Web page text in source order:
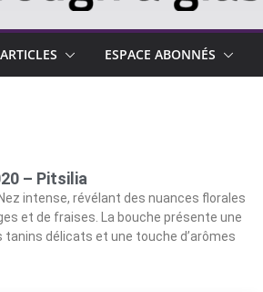
ARTICLES ESPACE ABONNÉS
– Pitsilia
intense, révélant des nuances florales
et de fraises. La bouche présente une
délicats et une touche d’arômes